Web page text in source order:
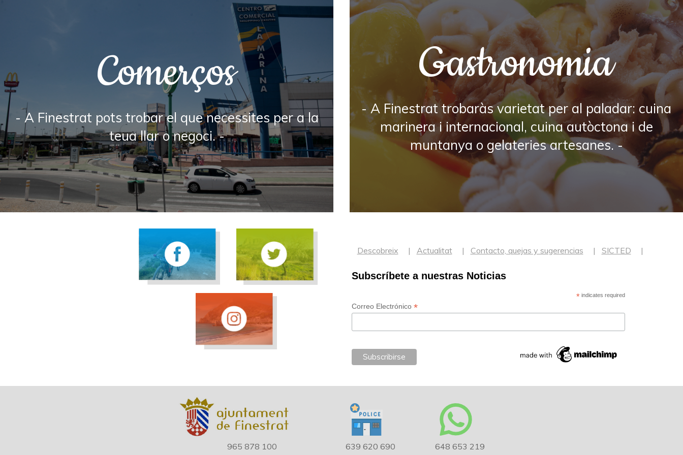
Comerços
- A Finestrat pots trobar el que necessites per a la
teua llar o negoci. -
Gastronomia
- A Finestrat trobaràs varietat per al paladar: cuina
marinera i internacional, cuina autòctona i de
muntanya o gelateries artesanes. -
Descobreix Actualitat Contacto, quejas y sugerencias SICTED
Subscríbete a nuestras Noticias
*indicates required
Correo Electrónico *
965 878 100 639 620 690 648 653 219